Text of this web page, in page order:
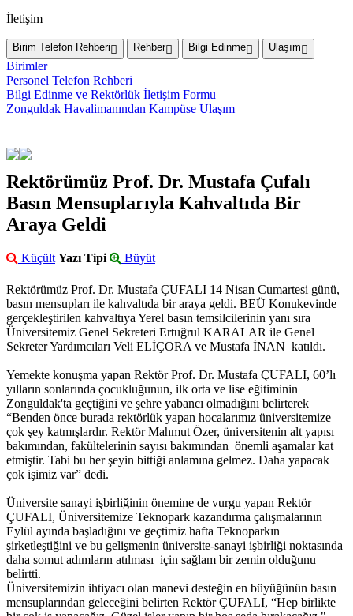
İletişim
Birim Telefon Rehberi Rehber Bilgi Edinme Ulaşım
Birimler
Personel Telefon Rehberi
Bilgi Edinme ve Rektörlük İletişim Formu
Zonguldak Havalimanından Kampüse Ulaşım
Rektörümüz Prof. Dr. Mustafa Çufalı
Basın Mensuplarıyla Kahvaltıda Bir
Araya Geldi
Küçült Yazı Tipi Büyüt
Rektörümüz Prof. Dr. Mustafa ÇUFALI 14 Nisan Cumartesi günü,
basın mensupları ile kahvaltıda bir araya geldi. BEÜ Konukevinde
gerçekleştirilen kahvaltıya Yerel basın temsilcilerinin yanı sıra
Üniversitemiz Genel Sekreteri Ertuğrul KARALAR ile Genel
Sekreter Yardımcıları Veli ELİÇORA ve Mustafa İNAN katıldı.
Yemekte konuşma yapan Rektör Prof. Dr. Mustafa ÇUFALI, 60’lı
yılların sonlarında çocukluğunun, ilk orta ve lise eğitiminin
Zonguldak'ta geçtiğini ve şehre yabancı olmadığını belirterek
“Benden önce burada rektörlük yapan hocalarımız üniversitemize
çok şey katmışlardır. Rektör Mahmut Özer, üniversitenin alt yapısı
bakımından, fakültelerinin sayısı bakımından önemli aşamalar kat
etmiştir. Tabi bu her şeyin bittiği anlamına gelmez. Daha yapacak
çok işimiz var” dedi.
Üniversite sanayi işbirliğinin önemine de vurgu yapan Rektör
ÇUFALI, Üniversitemize Teknopark kazandırma çalışmalarının
Eylül ayında başladığını ve geçtimiz hafta Teknoparkın
şirketleştiğini ve bu gelişmenin üniversite-sanayi işbirliği noktasında
daha somut adımların atılması için sağlam bir zemin olduğunu
belirtti.
Üniversitemizin ihtiyacı olan manevi desteğin en büyüğünün basın
mensuplarından geleceğini belirten Rektör ÇUFALI, “Hep birlikte